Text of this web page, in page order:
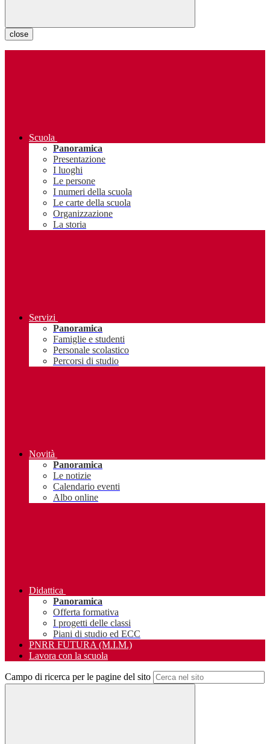
close
Scuola
Panoramica
Presentazione
I luoghi
Le persone
I numeri della scuola
Le carte della scuola
Organizzazione
La storia
Servizi
Panoramica
Famiglie e studenti
Personale scolastico
Percorsi di studio
Novità
Panoramica
Le notizie
Calendario eventi
Albo online
Didattica
Panoramica
Offerta formativa
I progetti delle classi
Piani di studio ed ECC
PNRR FUTURA (M.I.M.)
Lavora con la scuola
Campo di ricerca per le pagine del sito